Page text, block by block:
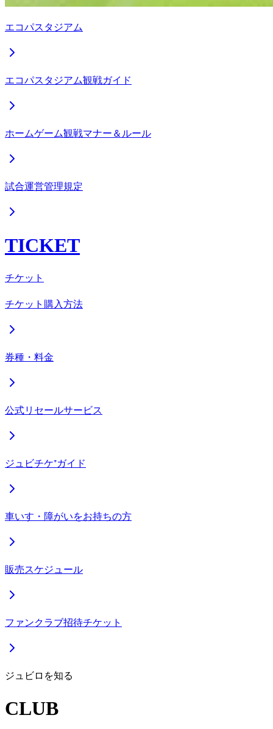
エコパスタジアム
エコパスタジアム観戦ガイド
ホームゲーム観戦マナー＆ルール
試合運営管理規定
TICKET
チケット
チケット購入方法
券種・料金
公式リセールサービス
ジュビチケ⁺ガイド
車いす・障がいをお持ちの方
販売スケジュール
ファンクラブ招待チケット
ジュビロを知る
CLUB